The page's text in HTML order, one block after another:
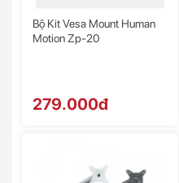
Bộ Kit Vesa Mount Human
Motion Zp-20
279.000đ